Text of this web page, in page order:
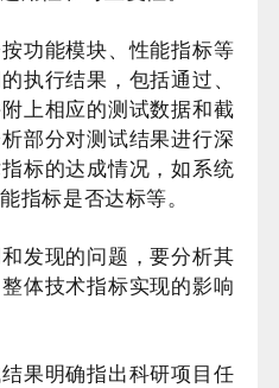
功能模块、性能指标等
执行结果，包括通过、
上相应的测试数据和截
部分对测试结果进行深
标的达成情况，如系统
指标是否达标等。
发现的问题，要分析其
体技术指标实现的影响
果明确指出科研项目任